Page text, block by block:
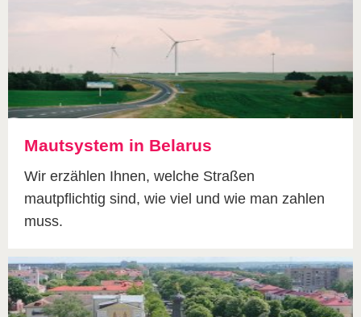
Mautsystem in Belarus
Wir erzählen Ihnen, welche Straßen
mautpflichtig sind, wie viel und wie man zahlen
muss.